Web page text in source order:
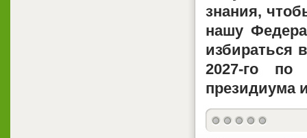
знания,
нашу
избираться
2027-го
президиума